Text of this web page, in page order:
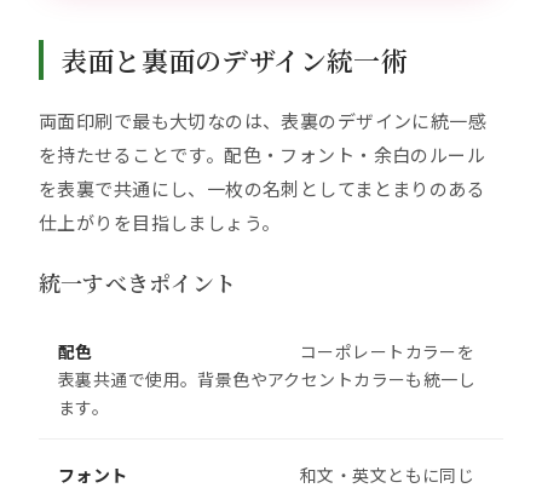
表面と裏面のデザイン統一術
両面印刷で最も大切なのは、表裏のデザインに統一感
を持たせることです。配色・フォント・余白のルール
を表裏で共通にし、一枚の名刺としてまとまりのある
仕上がりを目指しましょう。
統一すべきポイント
配色
コーポレートカラーを
表裏共通で使用。背景色やアクセントカラーも統一し
ます。
フォント
和文・英文ともに同じ